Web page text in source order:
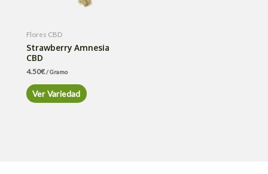
Flores CBD
Strawberry Amnesia
CBD
4.50€/ Gramo
Ver Variedad